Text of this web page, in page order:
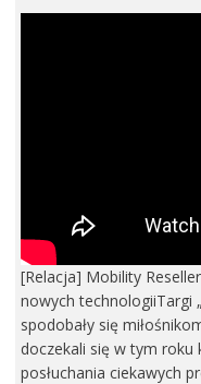
[Relacja] Mobility
nowych technologiiTargi
spodobały się
doczekali się w tym roku
posłuchania ciekawych